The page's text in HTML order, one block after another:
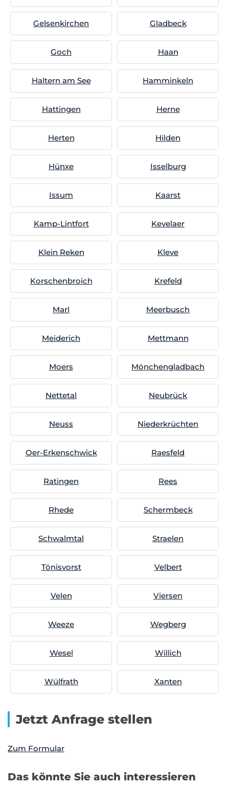
Gelsenkirchen Gladbeck
Goch Haan
Haltern am See Hamminkeln
Hattingen Herne
Herten Hilden
Hünxe Isselburg
Issum Kaarst
Kamp-Lintfort Kevelaer
Klein Reken Kleve
Korschenbroich Krefeld
Marl Meerbusch
Meiderich Mettmann
Moers Mönchengladbach
Nettetal Neubrück
Neuss Niederkrüchten
Oer-Erkenschwick Raesfeld
Ratingen Rees
Rhede Schermbeck
Schwalmtal Straelen
Tönisvorst Velbert
Velen Viersen
Weeze Wegberg
Wesel Willich
Wülfrath Xanten
Jetzt Anfrage stellen
Zum Formular
Das könnte Sie auch interessieren